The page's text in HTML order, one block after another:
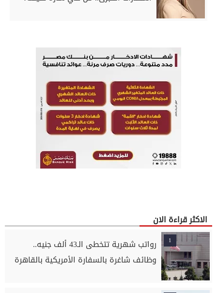
الاكثر قراءة الان
1
رواتب شهرية تتخطى الـ43 ألف جنيه..
وظائف شاغرة بالسفارة الأمريكية بالقاهرة